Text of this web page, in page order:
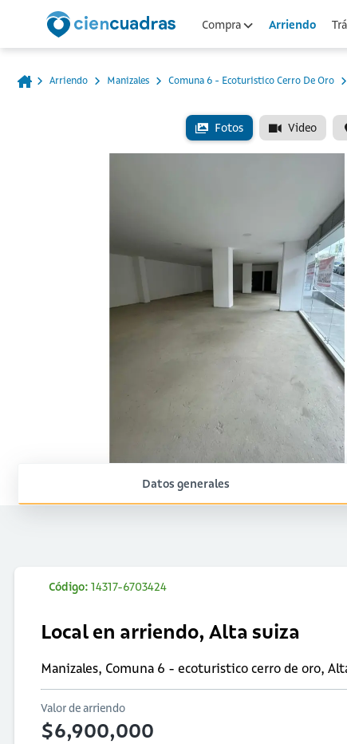
Compra Arriendo
Arriendo Manizales Comuna 6 - Ecoturistico Cerro De Oro
Fotos Video
Datos generales
Código: 14317-6703424
Local en arriendo, Alta suiza
Manizales, Comuna 6 - ecoturistico cerro de oro,
Valor de arriendo
$6,900,000